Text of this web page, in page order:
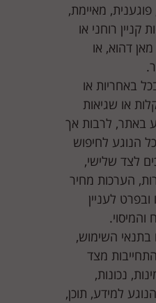
מאיימת,
קניין רוחני או
דהוא, או
באחריות או
או שגיאות
באתר, לרבות אך
הנוגע לחיפוש
לצד שלישי,
הערכות מחיר
ובפרט לעניין
והמיסוי.
בתנאי השימוש,
מצד
נכונות,
למידע, תוכן,